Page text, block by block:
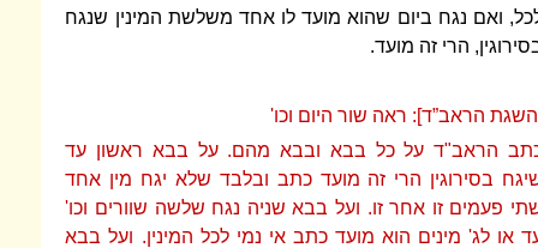
ואם נגח ביום שהוא מועד לו אחד משלשת המינין שנגח
הרי זה מועד.
הראב”ד]: ראה שור היום וכו'
הראב"ד על כל בבא ובבא מהם. על בבא ראשון עד
בסירוגין הרי זה מועד כתב ובלבד שלא יגח מין אחד
פעמים זו אחר זו. ועל בבא שניה נגח שלשה שוורים וכו'
או לג' מינים הוא מועד כתב אי נמי לכל המינין. ועל בבא